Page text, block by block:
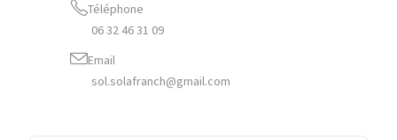
Téléphone
06 32 46 31 09
Email
sol.solafranch@gmail.com